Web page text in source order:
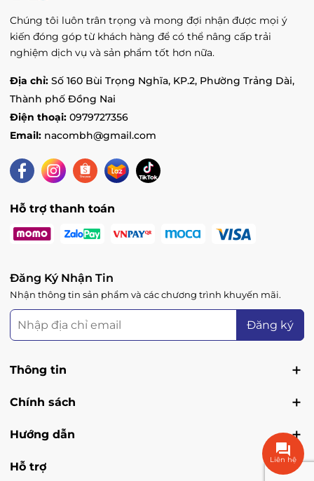
Chúng tôi luôn trân trọng và mong đợi nhận được mọi ý
kiến đóng góp từ khách hàng để có thể nâng cấp trải
nghiệm dịch vụ và sản phẩm tốt hơn nữa.
Địa chỉ: Số 160 Bùi Trọng Nghĩa, KP.2, Phường Trảng Dài,
Thành phố Đồng Nai
Điện thoại: 0979727356
Email: nacombh@gmail.com
Hỗ trợ thanh toán
Đăng Ký Nhận Tin
Nhận thông tin sản phẩm và các chương trình khuyến mãi.
Đăng ký
Thông tin
Chính sách
Hướng dẫn
Hỗ trợ
Liên hệ